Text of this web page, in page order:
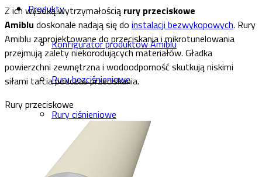
Produkty
Konfigurator produktów Amiblu
Rury bezciśnieniowe
Rury ciśnieniowe
Rury przeciskowe
Z ich wysoką wytrzymałością rury przeciskowe
Amiblu doskonale nadają się do instalacji bezwykopowych. Rury
Amiblu zaprojektowane do przeciskania i mikrotunelowania
przejmują zalety niekorodujących materiałów. Gładka
powierzchni zewnętrzna i wodoodporność skutkują niskimi
siłami tarcia podczas przeciskania.
Rury przeciskowe